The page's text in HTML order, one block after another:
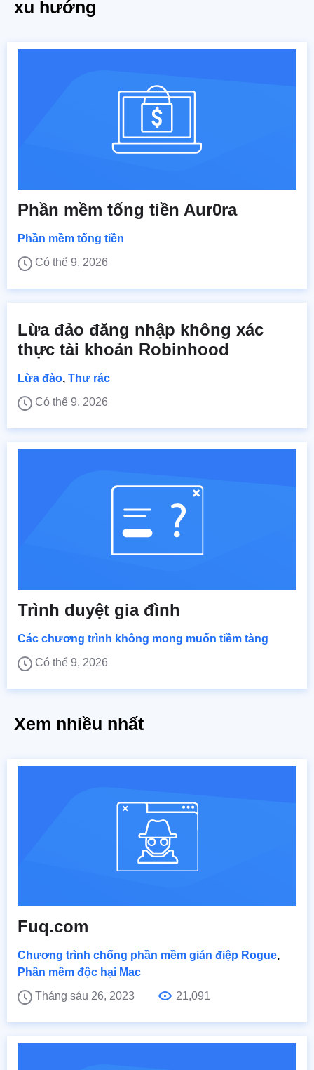
xu hướng
Phần mềm tống tiền Aur0ra
Phần mềm tống tiền
Có thể 9, 2026
Lừa đảo đăng nhập không xác
thực tài khoản Robinhood
Lừa đảo, Thư rác
Có thể 9, 2026
Trình duyệt gia đình
Các chương trình không mong muốn tiềm tàng
Có thể 9, 2026
Xem nhiều nhất
Fuq.com
Chương trình chống phần mềm gián điệp Rogue,
Phần mềm độc hại Mac
Tháng sáu 26, 2023
21,091